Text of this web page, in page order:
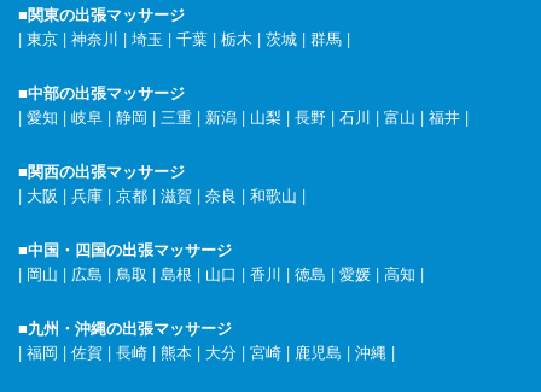
■関東の出張マッサージ
| 東京 | 神奈川 | 埼玉 | 千葉 | 栃木 | 茨城 | 群馬 |
■中部の出張マッサージ
| 愛知 | 岐阜 | 静岡 | 三重 | 新潟 | 山梨 | 長野 | 石川 | 富山 | 福井 |
■関西の出張マッサージ
| 大阪 | 兵庫 | 京都 | 滋賀 | 奈良 | 和歌山 |
■中国・四国の出張マッサージ
| 岡山 | 広島 | 鳥取 | 島根 | 山口 | 香川 | 徳島 | 愛媛 | 高知 |
■九州・沖縄の出張マッサージ
| 福岡 | 佐賀 | 長崎 | 熊本 | 大分 | 宮崎 | 鹿児島 | 沖縄 |